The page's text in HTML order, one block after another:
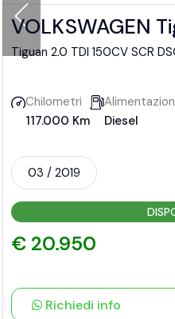
VOLKSWAGEN
Tiguan 2.0 TDI 150CV SCR
Chilometri
117.000 Km
Diesel
03 / 2019
€ 20.950
Richiedi info